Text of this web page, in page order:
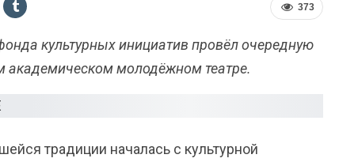
373
культурных инициатив провёл очередную
академическом молодёжном театре.
традиции началась с культурной